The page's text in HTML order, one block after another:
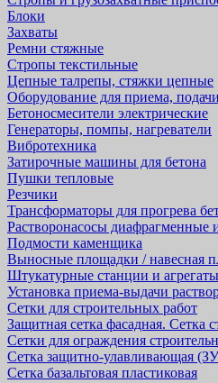
Блоки
Захваты
Ремни стяжные
Стропы текстильные
Цепные талрепы, стяжки цепные
Оборудование для приема,
Бетоносмесители электрические
Генераторы, помпы, нагреватели
Вибротехника
Затирочные машины для бетона
Пушки тепловые
Резчики
Трансформаторы для прогрева
Растворонасосы диафрагменные
Подмости каменщика
Выносные площадки / навесная
Штукатурные станции и агрегаты
Установка приема-выдачи
Сетки для строительных работ
Защитная cетка фасадная. Сетка
Сетки для ограждения
Сетка защитно-улавливающая
Сетка базальтовая пластиковая